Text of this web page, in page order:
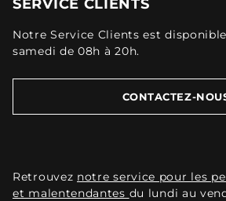
SERVICE CLIENTS
Notre Service Clients est
samedi de 08h à 20h.
CONTACTEZ-
Retrouvez notre service pour les
et malentendantes du lundi au